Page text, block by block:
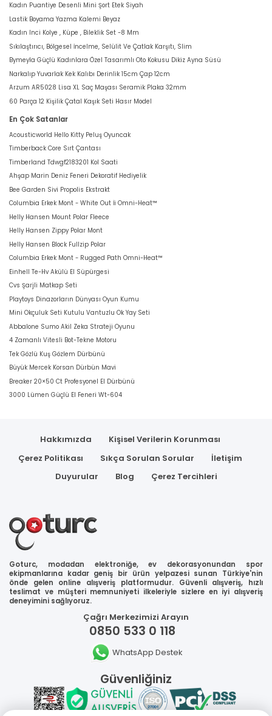
Kadın Puantiye Desenli Mini Şort Etek Siyah
Lastik Boyama Yazma Kalemi Beyaz
Kadın Inci Kolye , Küpe , Bileklik Set -8 Mm
Sıkılaştırıcı, Bölgesel İncelme, Selülit Ve Çatlak Karşıtı, Slim
Bymeyla Güçlü Kadınlara Özel Tasarımlı Oto Kokusu Dikiz Ayna Süsü
Narkalıp Yuvarlak Kek Kalıbı Derinlik 15cm Çap 12cm
Arzum AR5028 Lisa XL Saç Maşası Seramik Plaka 32mm
60 Parça 12 Kişilik Çatal Kaşık Seti Hasır Model
En Çok Satanlar
Acousticworld Hello Kitty Peluş Oyuncak
Timberback Core Sırt Çantası
Timberland Tdwgf2183201 Kol Saati
Ahşap Marin Deniz Feneri Dekoratif Hediyelik
Bee Garden Sivi Propolis Ekstrakt
Columbia Erkek Mont - White Out İi Omni-Heat™
Helly Hansen Mount Polar Fleece
Helly Hansen Zippy Polar Mont
Helly Hansen Block Fullzip Polar
Columbia Erkek Mont - Rugged Path Omni-Heat™
Einhell Te-Hv Akülü El Süpürgesi
Cvs Şarjli Matkap Seti
Playtoys Dinazorların Dünyası Oyun Kumu
Mini Okçuluk Seti Kutulu Vantuzlu Ok Yay Seti
Abbalone Sumo Akil Zeka Strateji Oyunu
4 Zamanlı Vitesli Bot-Tekne Motoru
Tek Gözlü Kuş Gözlem Dürbünü
Büyük Mercek Korsan Dürbün Mavi
Breaker 20×50 Ct Profesyonel El Dürbünü
3000 Lümen Güçlü El Feneri Wt-604
Hakkımızda
Kişisel Verilerin Korunması
Çerez Politikası
Sıkça Sorulan Sorular
İletişim
Duyurular
Blog Çerez Tercihleri
Goturc, modadan elektroniğe, ev dekorasyonundan spor
ekipmanlarına kadar geniş bir ürün yelpazesi sunan Türkiye'nin
önde gelen online alışveriş platformudur. Güvenli alışveriş, hızlı
teslimat ve müşteri memnuniyeti ilkeleriyle sizlere en iyi alışveriş
deneyimini sağlıyoruz.
Çağrı Merkezimizi Arayın
0850 533 0 118
WhatsApp Destek
Güvenliğiniz